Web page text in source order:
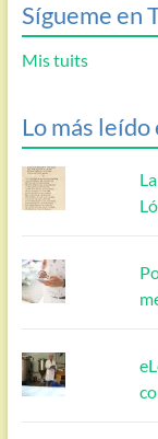
Sígueme en
Mis tuits
Lo más leído